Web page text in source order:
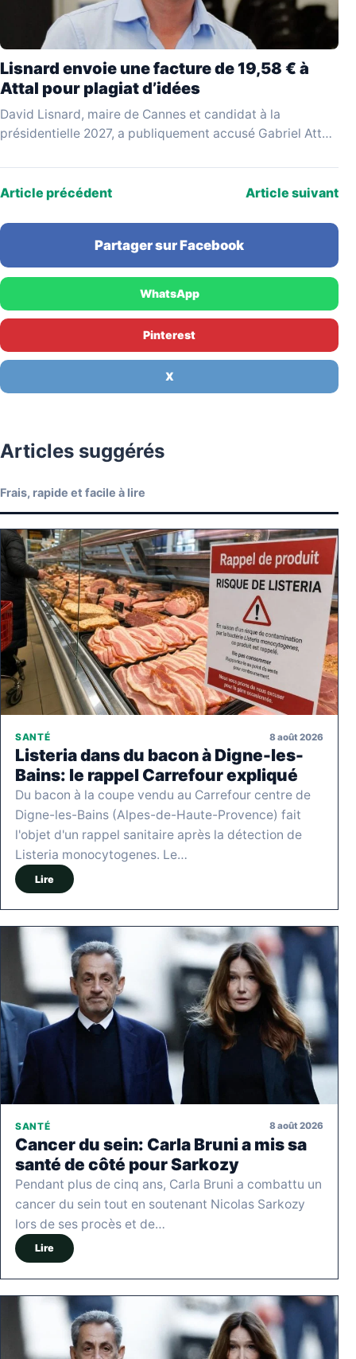
Lisnard envoie une facture de 19,58 € à
Attal pour plagiat d’idées
David Lisnard, maire de Cannes et candidat à la
présidentielle 2027, a publiquement accusé Gabriel Attal
Article précédent Article suivant
Partager sur Facebook
WhatsApp
Pinterest
X
Articles suggérés
Frais, rapide et facile à lire
SANTÉ 8 août 2026
Listeria dans du bacon à Digne-les-
Bains: le rappel Carrefour expliqué
Du bacon à la coupe vendu au Carrefour centre de
Digne-les-Bains (Alpes-de-Haute-Provence) fait
l'objet d'un rappel sanitaire après la détection de
Listeria monocytogenes. Le…
Lire
SANTÉ 8 août 2026
Cancer du sein: Carla Bruni a mis sa
santé de côté pour Sarkozy
Pendant plus de cinq ans, Carla Bruni a combattu un
cancer du sein tout en soutenant Nicolas Sarkozy
lors de ses procès et de…
Lire